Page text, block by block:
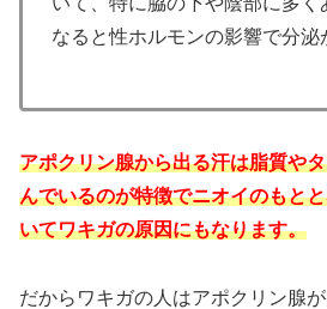
なると性ホルモンの影響で分泌
アポクリン腺から出る汗は脂質や
んでいるのが特徴でニオイのもと
いてワキガの原因にもなります。
だからワキガの人はアポクリン腺